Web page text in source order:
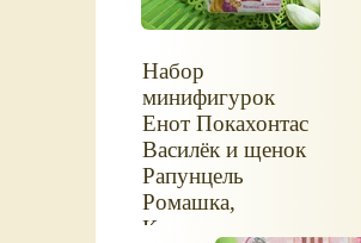
Набор
минифигурок
Енот Покахонтас
Василёк и щенок
Рапунцель
Ромашка,
Королевские